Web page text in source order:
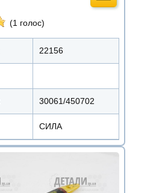
(1 голос)
22156
30061/450702
СИЛА